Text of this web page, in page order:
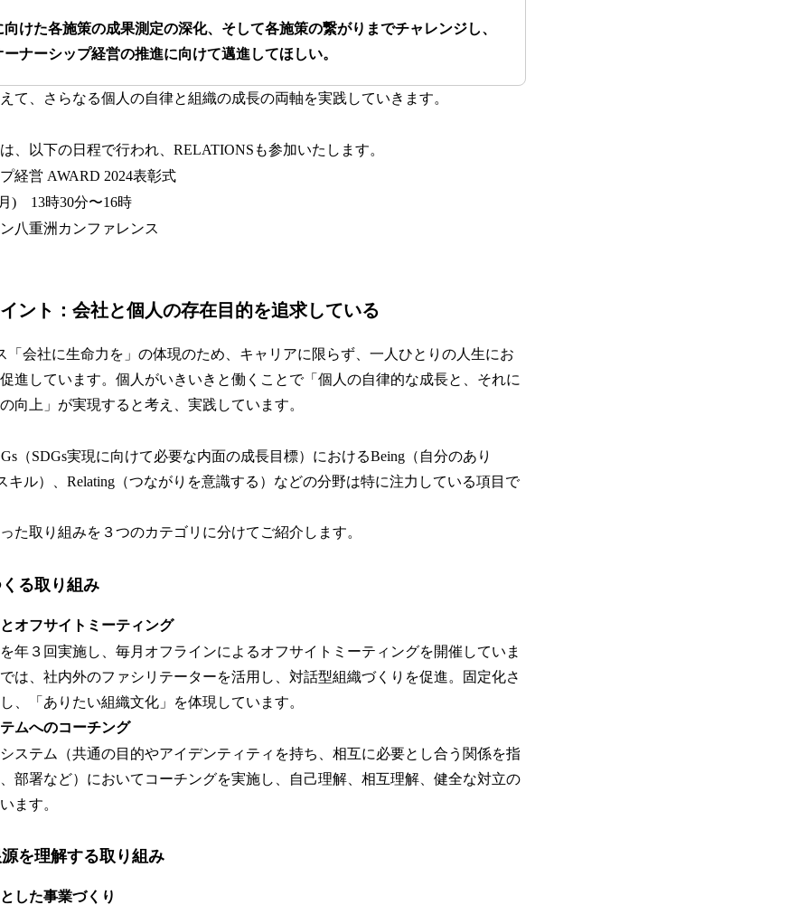
けた各施策の成果測定の深化、そして各施策の繋がりまでチャレンジし、
ナーシップ経営の推進に向けて邁進してほしい。
て、さらなる個人の自律と組織の成長の両軸を実践していきます。
、以下の日程で行われ、RELATIONSも参加いたします。
経営 AWARD 2024表彰式
) 13時30分〜16時
八重洲カンファレンス
ント：会社と個人の存在目的を追求している
「会社に生命力を」の体現のため、キャリアに限らず、一人ひとりの人生にお
進しています。個人がいきいきと働くことで「個人の自律的な成長と、それに
向上」が実現すると考え、実践しています。
（SDGs実現に向けて必要な内面の成長目標）におけるBeing（自分のあり
キル）、Relating（つながりを意識する）などの分野は特に注力している項目で
た取り組みを３つのカテゴリに分けてご紹介します。
る取り組み
オフサイトミーティング
年３回実施し、毎月オフラインによるオフサイトミーティングを開催していま
は、社内外のファシリテーターを活用し、対話型組織づくりを促進。固定化さ
、「ありたい組織文化」を体現しています。
ムへのコーチング
ステム（共通の目的やアイデンティティを持ち、相互に必要とし合う関係を指
部署など）においてコーチングを実施し、自己理解、相互理解、健全な対立の
ます。
を理解する取り組み
した事業づくり